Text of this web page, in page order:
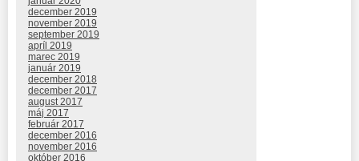
december 2019
november 2019
september 2019
apríl 2019
marec 2019
január 2019
december 2018
december 2017
august 2017
máj 2017
február 2017
december 2016
november 2016
október 2016